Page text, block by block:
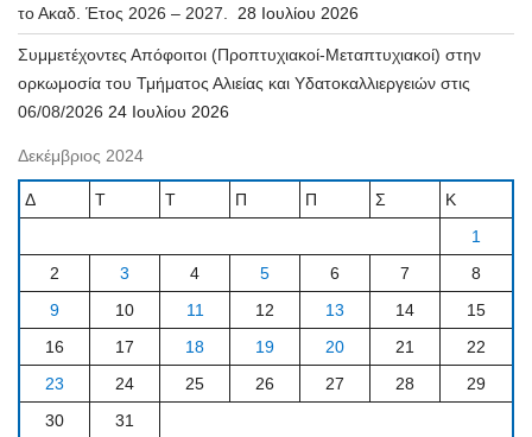
το Ακαδ. Έτος 2026 – 2027.
28 Ιουλίου 2026
Συμμετέχοντες Απόφοιτοι (Προπτυχιακοί-Μεταπτυχιακοί) στην
ορκωμοσία του Τμήματος Αλιείας και Υδατοκαλλιεργειών στις
06/08/2026 24 Ιουλίου 2026
Δεκέμβριος 2024
Δ Τ Τ Π Π Σ
Κ
1
2
3 4 5 6 7
8
9
10 11 12 13 14
15
16
17 18 19 20 21
22
23
24 25 26 27 28
29
30
31